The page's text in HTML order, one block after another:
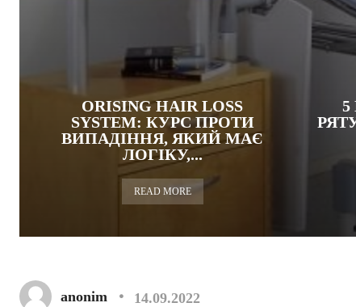
ORISING HAIR LOSS
SYSTEM: КУРС ПРОТИ
ВИПАДІННЯ, ЯКИЙ МАЄ
ЛОГІКУ,...
READ MORE
5
anonim 14.09.2022